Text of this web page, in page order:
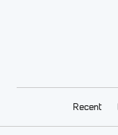
Recent